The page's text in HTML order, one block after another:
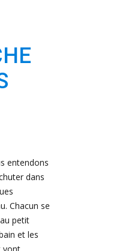
entendons
dans
Chacun se
petit
et les